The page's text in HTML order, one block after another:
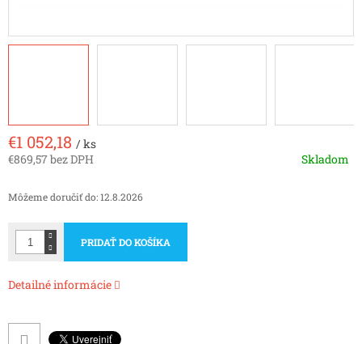
€1 052,18 / ks
€869,57 bez DPH
cena:
Skladom
Môžeme doručiť do:12.8.2026
PRIDAŤ DO KOŠÍKA
Detailné informácie